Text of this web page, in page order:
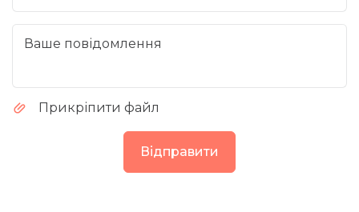
Ваше повідомлення
Прикріпити файл
Відправити